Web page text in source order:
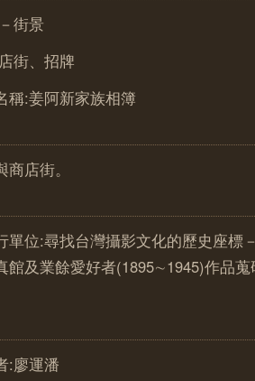
街景
街、招牌
稱:姜阿新家族相簿
店街。
單位:尋找台灣攝影文化的歷史座標
館及業餘愛好者(1895∼1945)作品
:廖運潘